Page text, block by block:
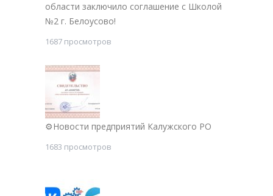
области заключило соглашение с Школой
№2 г. Белоусово!
1687 просмотров
⚙Новости предприятий Калужского РО
1683 просмотров